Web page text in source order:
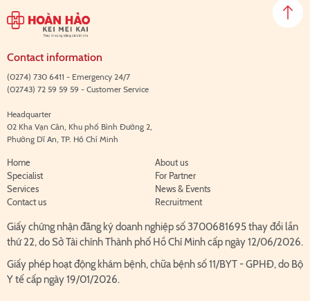
Contact information
(0274) 730 6411 - Emergency 24/7
(02743) 72 59 59 59 - Customer Service
Headquarter
02 Kha Vạn Cân, Khu phố Bình Đường 2,
Phường Dĩ An, TP. Hồ Chí Minh
Home
About us
Specialist
For Partner
Services
News & Events
Contact us
Recruitment
Giấy chứng nhận đăng ký doanh nghiệp số 3700681695 thay đổi lần
thứ 22, do Sở Tài chính Thành phố Hồ Chí Minh cấp ngày 12/06/2026.
Giấy phép hoạt động khám bệnh, chữa bệnh số 11/BYT - GPHĐ, do Bộ
Y tế cấp ngày 19/01/2026.